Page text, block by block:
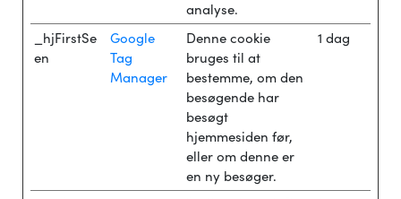
analyse.
_hjFirstSe
en
Google
Tag
Manager
Denne cookie
bruges til at
bestemme, om den
besøgende har
besøgt
hjemmesiden før,
eller om denne er
en ny besøger.
1 dag